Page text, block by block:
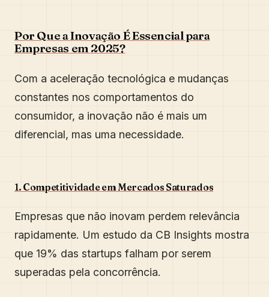
Por Que a Inovação É Essencial para
Empresas em 2025?
Com a aceleração tecnológica e mudanças
constantes nos comportamentos do
consumidor, a inovação não é mais um
diferencial, mas uma necessidade.
1. Competitividade em Mercados Saturados
Empresas que não inovam perdem relevância
rapidamente. Um estudo da CB Insights mostra
que 19% das startups falham por serem
superadas pela concorrência.